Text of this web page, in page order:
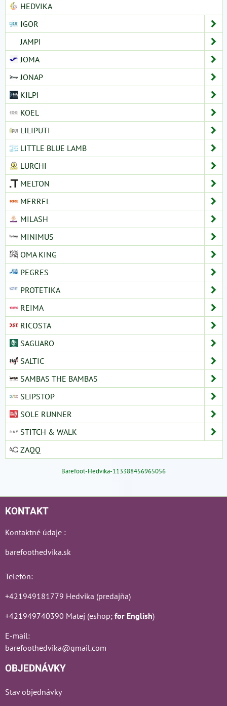
HEDVIKA
IGOR
JAMPI
JOMA
JONAP
KILPI
KOEL
LILIPUTI
LITTLE BLUE LAMB
LURCHI
MELTON
MERREL
MILASH
MINIMUS
OMA KING
PEGRES
PROTETIKA
REIMA
RICOSTA
SAGUARO
SALTIC
SAMBAS THE BAMBAS
SLIPSTOP
SOLE RUNNER
STITCH & WALK
ZAQQ
Barefoot-Hedvika-113388456965056
KONTAKT
Kontaktné údaje :
barefoothedvika.sk
Telefón:
+421949181779 Hedvika (predajňa)
+421949740390 Matej (eshop; for English)
E-mail:
barefoothedvika@gmail.com
OBJEDNÁVKY
Stav objednávky